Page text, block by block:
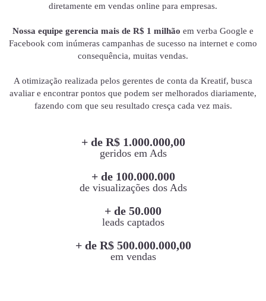
diretamente em vendas online para empresas.
Nossa equipe gerencia mais de R$ 1 milhão em verba Google e
Facebook com inúmeras campanhas de sucesso na internet e como
consequência, muitas vendas.
A otimização realizada pelos gerentes de conta da Kreatif, busca
avaliar e encontrar pontos que podem ser melhorados diariamente,
fazendo com que seu resultado cresça cada vez mais.
+ de R$ 1.000.000,00
geridos em Ads
+ de 100.000.000
de visualizações dos Ads
+ de 50.000
leads captados
+ de R$ 500.000.000,00
em vendas